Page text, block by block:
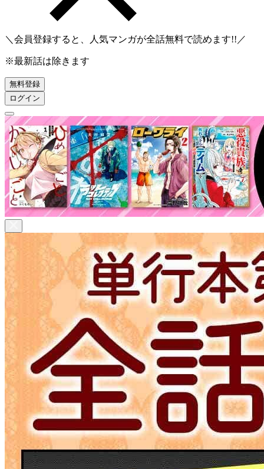
＼会員登録すると、人気マンガが全話無料で読めます!!／
※最新話は除きます
無料登録
ログイン